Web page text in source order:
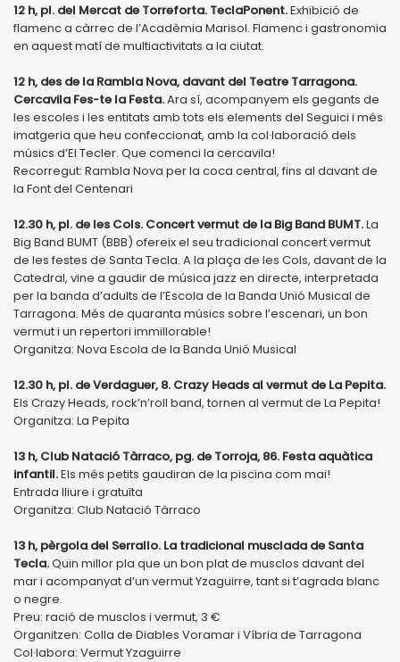
12 h, pl. del Mercat de Torreforta. TeclaPonent.Exhibició de
flamenc a càrrec de l’Acadèmia Marisol. Flamenc i gastronomia
en aquest matí de multiactivitats a la ciutat.
12 h, des de la Rambla Nova, davant del Teatre Tarragona.
Cercavila Fes-te la Festa.Ara sí, acompanyem els gegants de
les escoles i les entitats amb tots els elements del Seguici i més
imatgeria que heu confeccionat, amb la col·laboració dels
músics d’El Tecler. Que comenci la cercavila!
Recorregut: Rambla Nova per la coca central, fins al davant de
la Font del Centenari
12.30 h, pl. de les Cols. Concert vermut de la Big Band BUMT.La
Big Band BUMT (BBB) ofereix el seu tradicional concert vermut
de les festes de Santa Tecla. A la plaça de les Cols, davant de la
Catedral, vine a gaudir de música jazz en directe, interpretada
per la banda d’adults de l’Escola de la Banda Unió Musical de
Tarragona. Més de quaranta músics sobre l’escenari, un bon
vermut i un repertori immillorable!
Organitza: Nova Escola de la Banda Unió Musical
12.30 h, pl. de Verdaguer, 8. Crazy Heads al vermut de La Pepita.
Els Crazy Heads, rock’n’roll band, tornen al vermut de La Pepita!
Organitza: La Pepita
13 h, Club Natació Tàrraco, pg. de Torroja, 86. Festa aquàtica
infantil.Els més petits gaudiran de la piscina com mai!
Entrada lliure i gratuïta
Organitza: Club Natació Tàrraco
13 h, pèrgola del Serrallo. La tradicional musclada de Santa
Tecla.Quin millor pla que un bon plat de musclos davant del
mar i acompanyat d’un vermut Yzaguirre, tant si t’agrada blanc
o negre.
Preu: ració de musclos i vermut, 3 €
Organitzen: Colla de Diables Voramar i Víbria de Tarragona
Col·labora: Vermut Yzaguirre